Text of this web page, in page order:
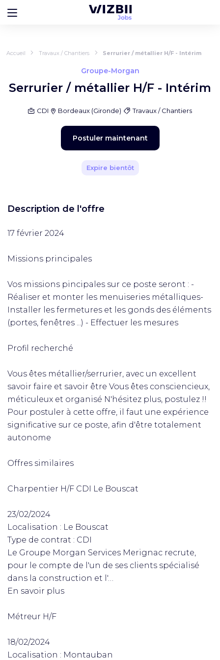
Accueil Travaux / Chantiers Serrurier / métallier H/F - Intérim
Groupe-Morgan
Serrurier / métallier H/F - Intérim
CDI Bordeaux (Gironde) Travaux / Chantiers
Postuler maintenant
Expire bientôt
Description de l'offre
17 février 2024
Missions principales
Vos missions pincipales sur ce poste seront : -
Réaliser et monter les menuiseries métalliques-
Installer les fermetures et les gonds des éléments
(portes, fenêtres ...) - Effectuer les mesures
Profil recherché
Vous êtes métallier/serrurier, avec un excellent
savoir faire et savoir être Vous êtes consciencieux,
méticuleux et organisé N'hésitez plus, postulez !!
Pour postuler à cette offre, il faut une expérience
significative sur ce poste, afin d'être totalement
autonome
Offres similaires
Charpentier H/F CDI Le Bouscat
23/02/2024
Localisation : Le Bouscat
Type de contrat : CDI
Le Groupe Morgan Services Merignac recrute,
pour le compte de l'un de ses clients spécialisé
dans la construction et l'…
En savoir plus
Métreur H/F
18/02/2024
Localisation : Montauban